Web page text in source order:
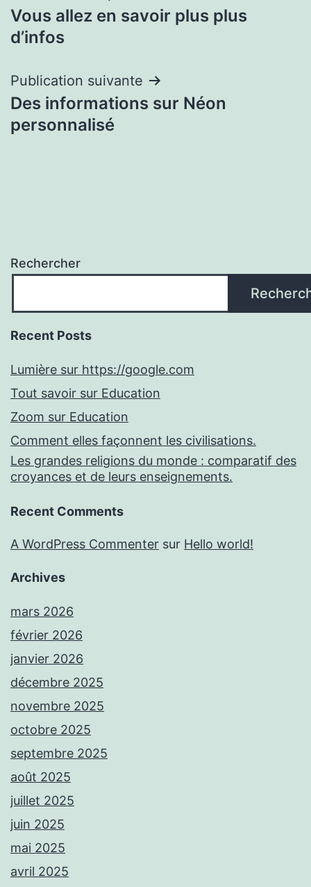
de
Vous allez en savoir plus plus
d’infos
Publication suivante
Des informations sur Néon
personnalisé
Rechercher
Recent Posts
Lumière sur https://google.com
Tout savoir sur Education
Zoom sur Education
Comment elles façonnent les civilisations.
Les grandes religions du monde : comparatif des
croyances et de leurs enseignements.
Recent Comments
A WordPress Commenter sur Hello world!
Archives
mars 2026
février 2026
janvier 2026
décembre 2025
novembre 2025
octobre 2025
septembre 2025
août 2025
juillet 2025
juin 2025
mai 2025
avril 2025